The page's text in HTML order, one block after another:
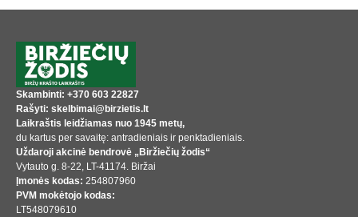
Skambinti: +370 603 22827
Rašyti: skelbimai@birzietis.lt
Laikraštis leidžiamas nuo 1945 metų,
du kartus per savaitę: antradieniais ir penktadieniais.
Uždaroji akcinė bendrovė „Biržiečių žodis“
Vytauto g. 8-22, LT-41174. Biržai
Įmonės kodas: 254807960
PVM mokėtojo kodas:
LT548079610